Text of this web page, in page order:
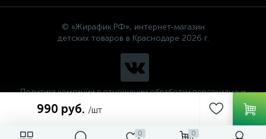
0 0
990 руб. /шт
© «Жирафик.РФ», интернет-магазин
детских товаров в Краснодаре 2026 г.
Политика компании в отношении обработки персональных